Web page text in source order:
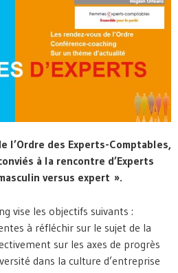
l’Ordre des Experts-Comptables,
à la rencontre d’Experts
versus expert ».
vise les objectifs suivants :
à réfléchir sur le sujet de la
sur les axes de progrès
dans la culture d’entreprise